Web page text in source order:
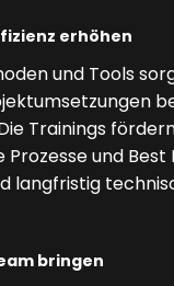
erhöhen
und Tools
Trainings
und Best
langfristig
bringen